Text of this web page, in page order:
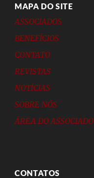
MAPA DO SITE
ASSOCIADOS
BENEFÍCIOS
CONTATO
REVISTAS
NOTÍCIAS
SOBRE NÓS
ÁREA DO ASSOCIADO
CONTATOS